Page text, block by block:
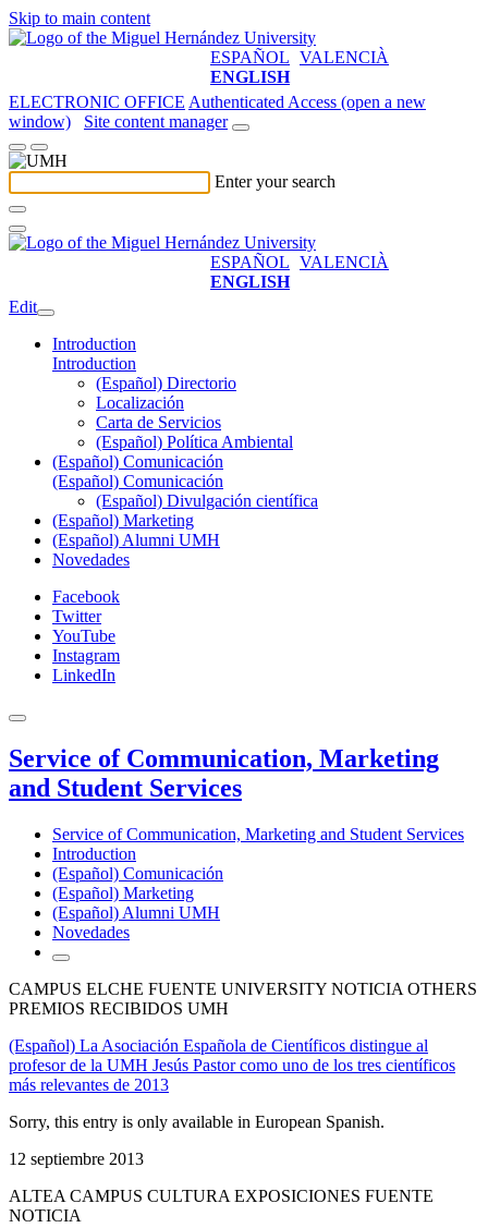
Skip to main content
ESPAÑOL VALENCIÀ
ENGLISH
ELECTRONIC OFFICE Authenticated Access (open a new
window)
Site content manager
Enter your search
ESPAÑOL VALENCIÀ
ENGLISH
Edit
Introduction
Introduction
(Español) Directorio
Localización
Carta de Servicios
(Español) Política Ambiental
(Español) Comunicación
(Español) Comunicación
(Español) Divulgación científica
(Español) Marketing
(Español) Alumni UMH
Novedades
Facebook
Twitter
YouTube
Instagram
LinkedIn
Service of Communication, Marketing
and Student Services
Service of Communication, Marketing and Student Services
Introduction
(Español) Comunicación
(Español) Marketing
(Español) Alumni UMH
Novedades
CAMPUS ELCHE FUENTE UNIVERSITY NOTICIA OTHERS
PREMIOS RECIBIDOS UMH
(Español) La Asociación Española de Científicos distingue al
profesor de la UMH Jesús Pastor como uno de los tres científicos
más relevantes de 2013
Sorry, this entry is only available in European Spanish.
12 septiembre 2013
ALTEA CAMPUS CULTURA EXPOSICIONES FUENTE
NOTICIA